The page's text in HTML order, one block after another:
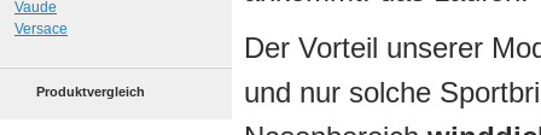
Der Vorteil unserer
und nur solche
Vaude
Versace
Produktvergleich